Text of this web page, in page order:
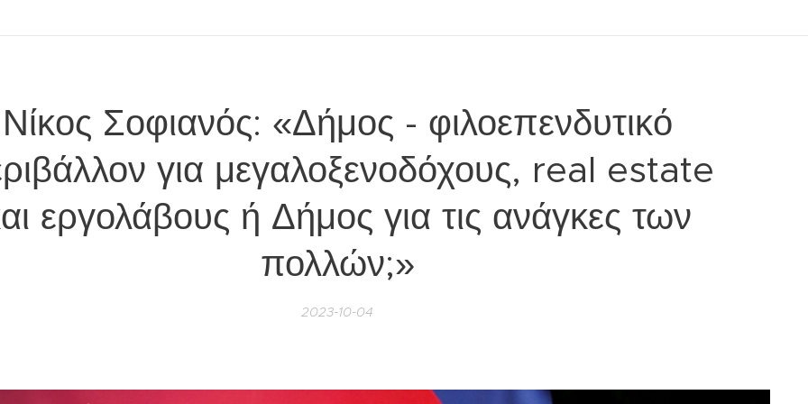
Νίκος Σοφιανός: «Δήμος - φιλοεπενδυτικό
για μεγαλοξενοδόχους, real estate
εργολάβους ή Δήμος για τις ανάγκες των
πολλών;»
2023-10-04